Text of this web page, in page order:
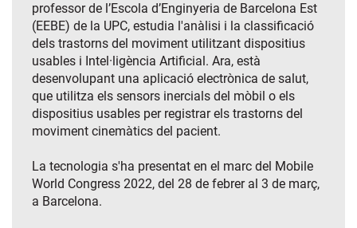
professor de l’Escola d’Enginyeria de Barcelona Est
(EEBE) de la UPC, estudia l'anàlisi i la classificació
dels trastorns del moviment utilitzant dispositius
usables i Intel·ligència Artificial. Ara, està
desenvolupant una aplicació electrònica de salut,
que utilitza els sensors inercials del mòbil o els
dispositius usables per registrar els trastorns del
moviment cinemàtics del pacient.
La tecnologia s'ha presentat en el marc del Mobile
World Congress 2022, del 28 de febrer al 3 de març,
a Barcelona.